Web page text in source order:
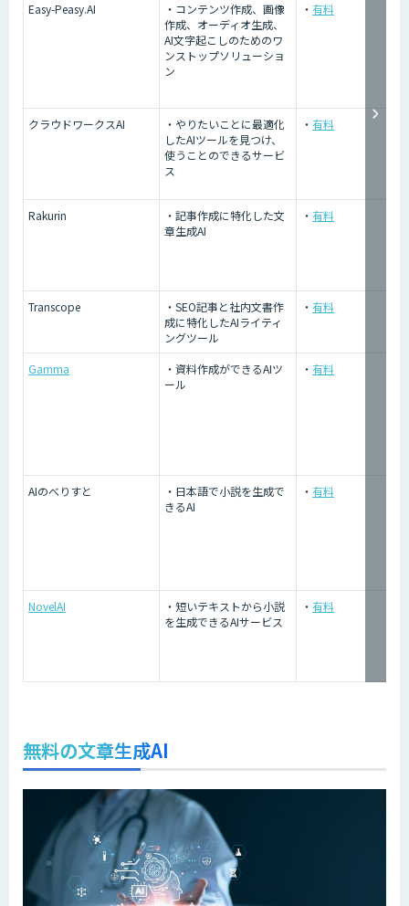
Easy-Peasy.AI
・コンテンツ作成、画像
作成、オーディオ生成、
AI文字起こしのためのワ
ンストップソリューショ
ン
・ 有料
クラウドワークスAI
・やりたいことに最適化
したAIツールを見つけ、
使うことのできるサービ
ス
・ 有料
Rakurin
・記事作成に特化した文
章生成AI
・ 有料
Transcope
・SEO記事と社内文書作
成に特化したAIライティ
ングツール
・ 有料
Gamma
・資料作成ができるAIツ
ール
・ 有料
AIのべりすと
・日本語で小説を生成で
きるAI
・ 有料
NovelAI
・短いテキストから小説
を生成できるAIサービス
・ 有料
無料の文章生成AI